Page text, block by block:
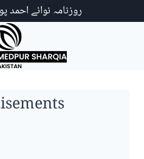
روزنامہ نوائے احمد